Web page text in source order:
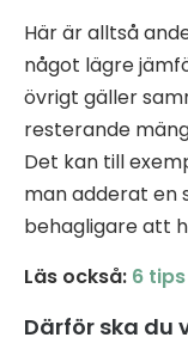
Här är alltså
något lägre
övrigt gäller
resterande
Det kan till
man adderat en
behagligare att
Läs också: 6
Därför ska du